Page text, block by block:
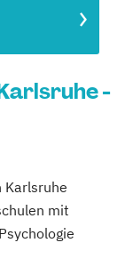
-
Karlsruhe
mit